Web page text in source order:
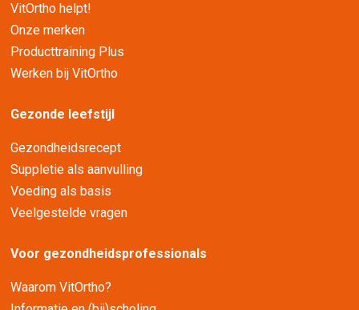
VitOrtho helpt!
Onze merken
Producttraining Plus
Werken bij VitOrtho
Gezonde leefstijl
Gezondheidsrecept
Suppletie als aanvulling
Voeding als basis
Veelgestelde vragen
Voor gezondheidsprofessionals
Waarom VitOrtho?